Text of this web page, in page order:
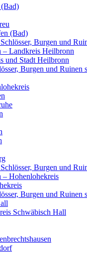
(Bad)
(Bad)
Burgen und
– Landkreis Heilbronn
und Stadt Heilbronn
Burgen und
Burgen und
– Hohenlohekreis
Burgen und
Schwäbisch Hall